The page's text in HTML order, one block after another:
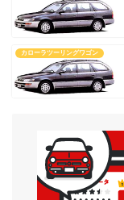
カローラツーリングワゴン